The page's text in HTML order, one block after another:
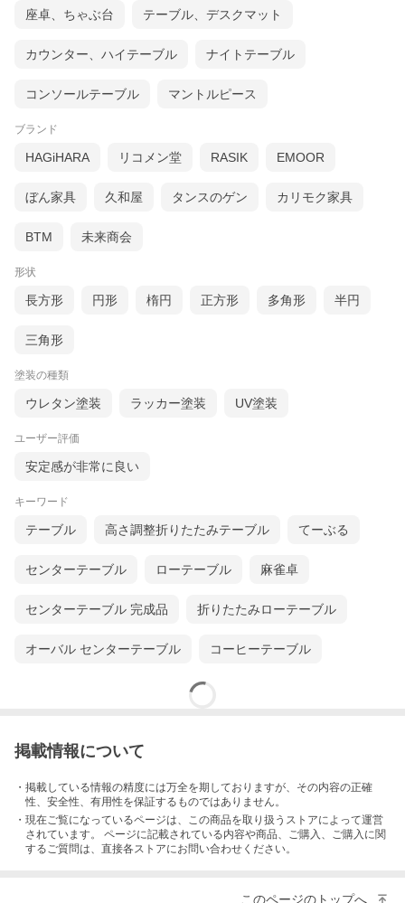
フィレンツェは非常に品質の高い革を生産している場所として
製品に使用する前に、革に傷が付いていないか、革に硬い部分
問題とされた箇所には問題別に異なる色のテープでマーキング
革製品の品質を左右すると言っても過言ではない、縫製作業は
これにより縫製箇所の品質管理を徹底しています。
縫製作業はやはり女性の方が向いているようで、担当者は女性
座卓、ちゃぶ台 テーブル、デスクマット
カウンター、ハイテーブル ナイトテーブル
コンソールテーブル マントルピース
ブランド
HAGiHARA リコメン堂 RASIK EMOOR
ぼん家具 久和屋 タンスのゲン カリモク家具
BTM 未来商会
形状
長方形 円形 楕円 正方形 多角形 半円
三角形
塗装の種類
ウレタン塗装 ラッカー塗装 UV塗装
ユーザー評価
安定感が非常に良い
キーワード
テーブル 高さ調整折りたたみテーブル てーぶる
センターテーブル ローテーブル 麻雀卓
センターテーブル 完成品 折りたたみローテーブル
オーバル センターテーブル コーヒーテーブル
掲載情報について
・掲載している情報の精度には万全を期しておりますが、その内容の正確
性、安全性、有用性を保証するものではありません。
・現在ご覧になっているページは、この商品を取り扱うストアによって運営
されています。 ページに記載されている内容や商品、ご購入 、ご購入に関
するご質問は、直接各ストアにお問い合わせください。
このページのトップへ